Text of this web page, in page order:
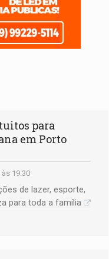
para
em Porto
19:30
de lazer, esporte,
para toda a família